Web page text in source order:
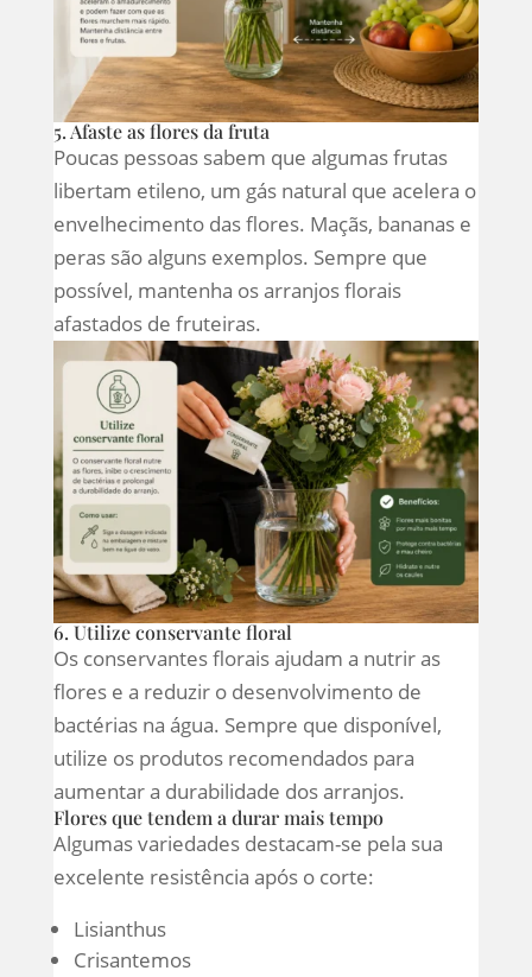
5. Afaste as flores da fruta
Poucas pessoas sabem que algumas frutas
libertam etileno, um gás natural que acelera o
envelhecimento das flores. Maçãs, bananas e
peras são alguns exemplos. Sempre que
possível, mantenha os arranjos florais
afastados de fruteiras.
6. Utilize conservante floral
Os conservantes florais ajudam a nutrir as
flores e a reduzir o desenvolvimento de
bactérias na água. Sempre que disponível,
utilize os produtos recomendados para
aumentar a durabilidade dos arranjos.
Flores que tendem a durar mais tempo
Algumas variedades destacam-se pela sua
excelente resistência após o corte:
Lisianthus
Crisantemos